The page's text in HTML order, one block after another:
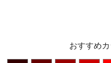
おすすめ